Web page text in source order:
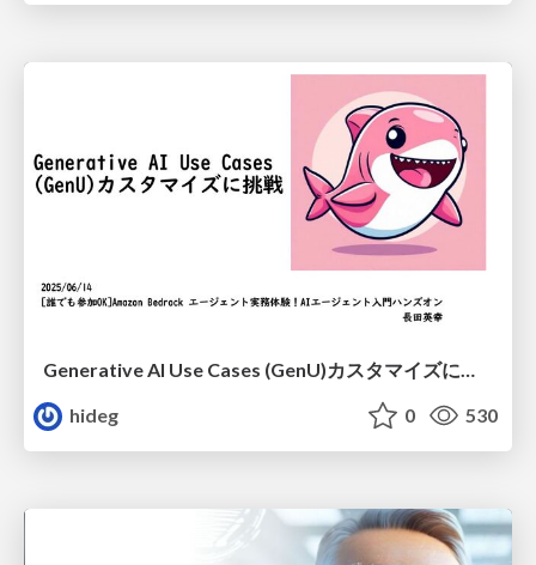
Generative AI Use Cases (GenU)カスタマイズに挑戦
hideg
0 530